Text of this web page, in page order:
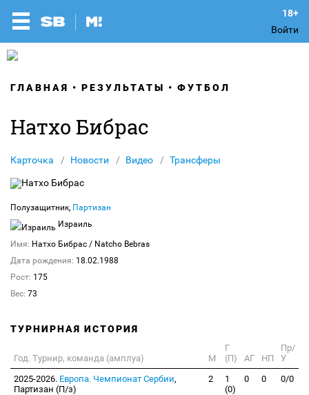
Войти
ГЛАВНАЯ РЕЗУЛЬТАТЫ ФУТБОЛ
Натхо Бибрас
Карточка Новости Видео Трансферы
Полузащитник, Партизан
Израиль
Имя: Натхо Бибрас / Natcho Bebras
Дата рождения: 18.02.1988
Рост: 175
Вес: 73
ТУРНИРНАЯ ИСТОРИЯ
Год. Турнир, команда (амплуа) М
Г
(П)
АГ НП
Пр/
У
2025-2026. Европа. Чемпионат Сербии,
Партизан (П/з)
2
1
(0)
0 0 0/0